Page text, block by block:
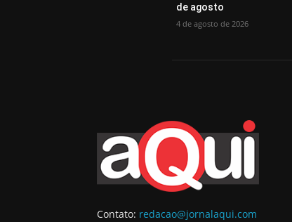
de agosto
4 de agosto de 2026
Contato: redacao@jornalaqui.com